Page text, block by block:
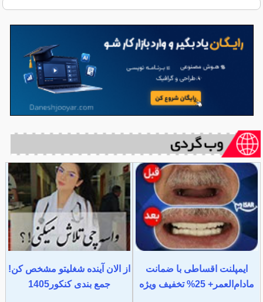
ایمپلنت اقساطی با ضمانت
مادام‌العمر+ 25% تخفیف ویژه
از الان آینده شغلیتو مشخص کن!
جمع بندی کنکور1405